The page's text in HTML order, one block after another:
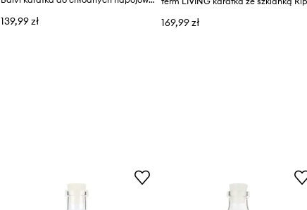
139,99 zł 169,99 zł